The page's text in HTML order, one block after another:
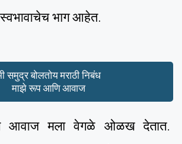
स्वभावाचेच भाग आहेत.
समुद्र बोलतोय मराठी निबंध
माझे रूप आणि आवाज
आवाज मला वेगळे ओळख देतात.